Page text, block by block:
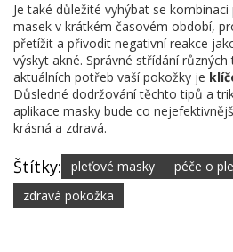
Je také důležité vyhýbat se
masek v krátkém časovém období,
přetížit a přivodit negativní reakce
výskyt akné. Správné střídání
aktuálních potřeb vaší pokožky je
Důsledné dodržování těchto tipů a
aplikace masky bude co
krásná a zdravá.
Štítky: pleťové masky péče o
zdravá pokožka